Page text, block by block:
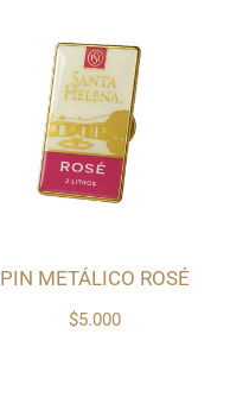
$5.000
PIN METÁLICO ROSÉ